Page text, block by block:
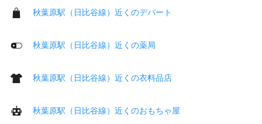
秋葉原駅（日比谷線）近くのデパート
秋葉原駅（日比谷線）近くの薬局
秋葉原駅（日比谷線）近くの衣料品店
秋葉原駅（日比谷線）近くのおもちゃ屋